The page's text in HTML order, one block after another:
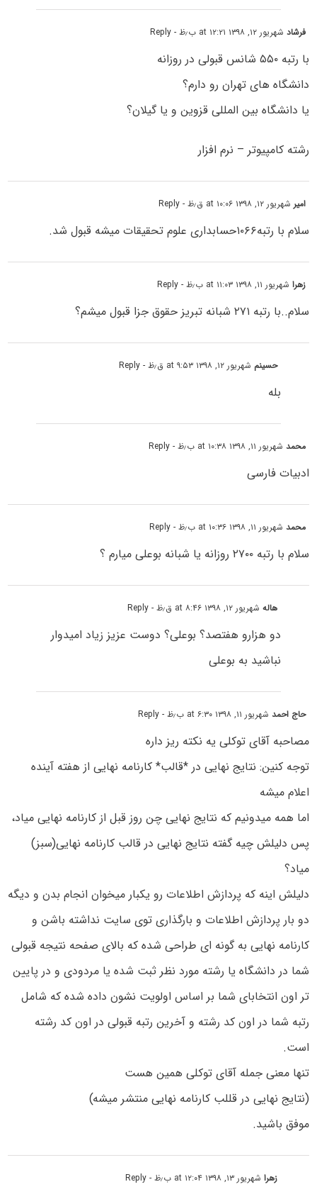
فرشادشهریور ۱۲, ۱۳۹۸ at ۱۲:۲۱ ب٫ظ - Reply
با رتبه ۵۵۰ شانس قبولی در روزانه
دانشگاه های تهران رو دارم؟
یا دانشگاه بین المللی قزوین و یا گیلان؟
رشته کامپیوتر – نرم افزار
امیرشهریور ۱۲, ۱۳۹۸ at ۱۰:۰۶ ق٫ظ - Reply
سلام با رتبه۱۰۶۶حسابداری علوم تحقیقات میشه قبول شد.
زهراشهریور ۱۱, ۱۳۹۸ at ۱۱:۰۳ ب٫ظ - Reply
سلام..با رتبه ۲۷۱ شبانه تبریز حقوق جزا قبول میشم؟
حسینم شهریور ۱۲, ۱۳۹۸ at ۹:۵۳ ق٫ظ - Reply
بله
محمدشهریور ۱۱, ۱۳۹۸ at ۱۰:۳۸ ب٫ظ - Reply
ادبیات فارسی
محمدشهریور ۱۱, ۱۳۹۸ at ۱۰:۳۶ ب٫ظ - Reply
سلام با رتبه ۲۷۰۰ روزانه یا شبانه بوعلی میارم ؟
هالهشهریور ۱۲, ۱۳۹۸ at ۸:۴۶ ق٫ظ - Reply
دو هزارو هفتصد؟ بوعلی؟ دوست عزیز زیاد امیدوار
نباشید به بوعلی
حاج احمدشهریور ۱۱, ۱۳۹۸ at ۶:۳۰ ب٫ظ - Reply
مصاحبه آقای توکلی یه نکته ریز داره
توجه کنین: نتایج نهایی در *قالب* کارنامه نهایی از هفته آینده
اعلام میشه
اما همه میدونیم که نتایج نهایی چن روز قبل از کارنامه نهایی میاد،
پس دلیلش چیه گفته نتایج نهایی در قالب کارنامه نهایی(سبز)
میاد؟
دلیلش اینه که پردازش اطلاعات رو یکبار میخوان انجام بدن و دیگه
دو بار پردازش اطلاعات و بارگذاری توی سایت نداشته باشن و
کارنامه نهایی به گونه ای طراحی شده که بالای صفحه نتیجه قبولی
شما در دانشگاه یا رشته مورد نظر ثبت شده یا مردودی و در پایین
تر اون انتخابای شما بر اساس اولویت نشون داده شده که شامل
رتبه شما در اون کد رشته و آخرین رتبه قبولی در اون کد رشته
است.
تنها معنی جمله آقای توکلی همین هست
(نتایج نهایی در قللب کارنامه نهایی منتشر میشه)
موفق باشید.
زهراشهریور ۱۳, ۱۳۹۸ at ۱۲:۰۴ ب٫ظ - Reply